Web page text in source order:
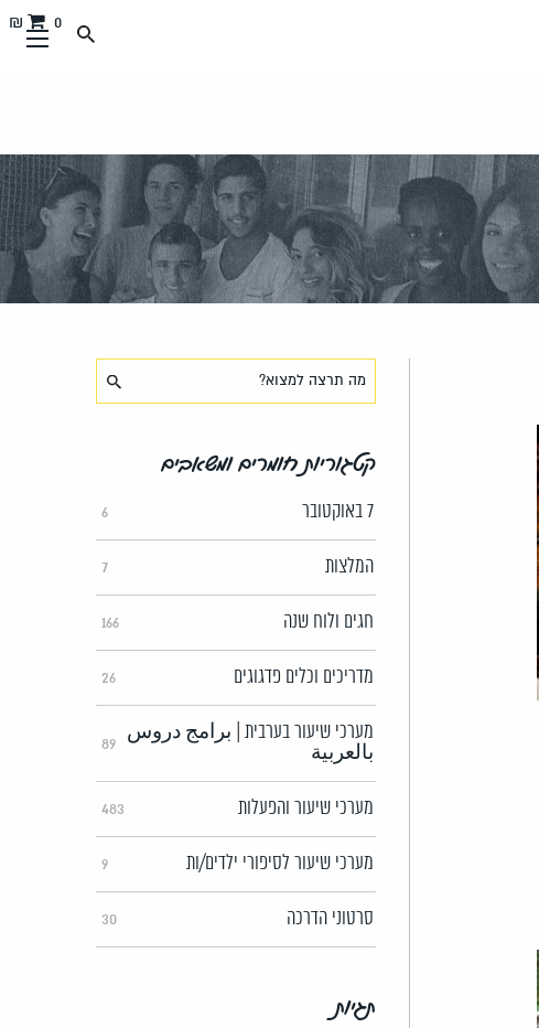
0 ₪
קטגוריות חומרים ומשאבים
7 באוקטובר 6
המלצות 7
חגים ולוח שנה 166
מדריכים וכלים פדגוגים 26
מערכי שיעור בערבית | برامج دروس
بالعربية
89
מערכי שיעור והפעלות 483
מערכי שיעור לסיפורי ילדים/ות 9
סרטוני הדרכה 30
תגיות